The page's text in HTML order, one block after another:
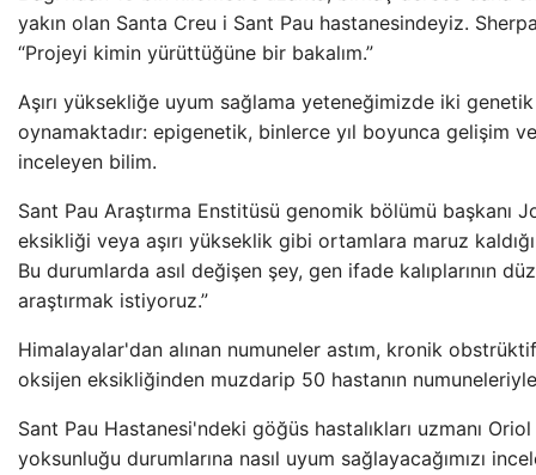
yakın olan Santa Creu i Sant Pau hastanesindeyiz.
“Projeyi kimin yürüttüğüne bir bakalım.”
Aşırı yüksekliğe uyum sağlama yeteneğimizde iki
oynamaktadır: epigenetik, binlerce yıl boyunca gelişim
inceleyen bilim.
Sant Pau Araştırma Enstitüsü genomik bölümü başkanı
eksikliği veya aşırı yükseklik gibi ortamlara maruz
Bu durumlarda asıl değişen şey, gen ifade kalıplarının
araştırmak istiyoruz.”
Himalayalar'dan alınan numuneler astım, kronik
oksijen eksikliğinden muzdarip 50 hastanın numuneleriyle
Sant Pau Hastanesi'ndeki göğüs hastalıkları uzmanı Oriol
yoksunluğu durumlarına nasıl uyum sağlayacağımızı